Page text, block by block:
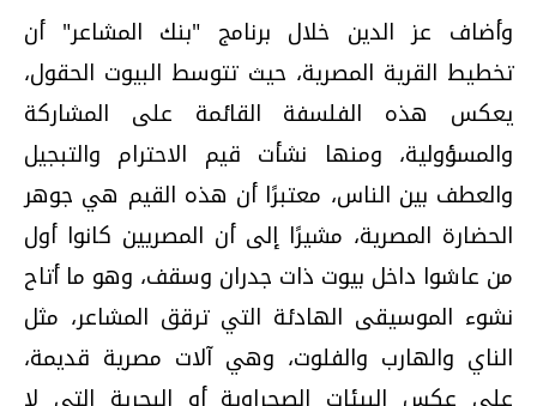
وأضاف عز الدين خلال برنامج "بنك المشاعر" أن
تخطيط القرية المصرية، حيث تتوسط البيوت الحقول،
يعكس هذه الفلسفة القائمة على المشاركة
والمسؤولية، ومنها نشأت قيم الاحترام والتبجيل
والعطف بين الناس، معتبرًا أن هذه القيم هي جوهر
الحضارة المصرية، مشيرًا إلى أن المصريين كانوا أول
من عاشوا داخل بيوت ذات جدران وسقف، وهو ما أتاح
نشوء الموسيقى الهادئة التي ترقق المشاعر، مثل
الناي والهارب والفلوت، وهي آلات مصرية قديمة،